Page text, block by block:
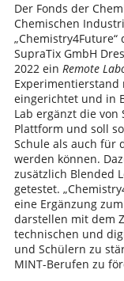
Der Fonds der
Chemischen
„Chemistry4Future“
SupraTix GmbH
2022 ein Remote
Experimentierstand
eingerichtet und in
Lab ergänzt die von
Plattform und soll
Schule als auch für
werden können.
zusätzlich Blended
getestet.
eine Ergänzung
darstellen mit dem
technischen und
und Schülern zu
MINT-Berufen zu